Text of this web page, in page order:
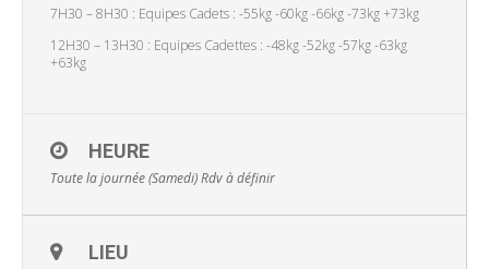
7H30 – 8H30 : Equipes Cadets : -55kg -60kg -66kg -73kg +73kg
12H30 – 13H30 : Equipes Cadettes : -48kg -52kg -57kg -63kg
+63kg
HEURE
Toute la journée (Samedi)Rdv à définir
LIEU